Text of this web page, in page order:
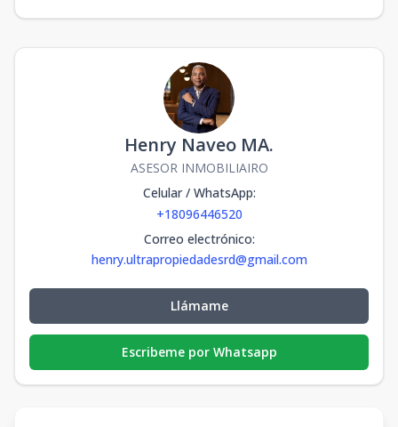
Henry Naveo MA.
ASESOR INMOBILIAIRO
Celular / WhatsApp:
+18096446520
Correo electrónico:
henry.ultrapropiedadesrd@gmail.com
Llámame
Escribeme por Whatsapp